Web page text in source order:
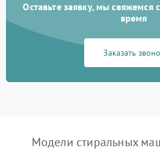
Оставьте заявку, мы
время
Заказать
Модели стиральных